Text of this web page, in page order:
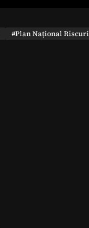
#Plan Național Riscuri